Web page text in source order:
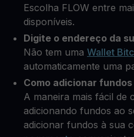
Escolha FLOW entre
disponíveis.
Digite o endereço da
Não tem uma Wallet
automaticamente uma
Como adicionar
A maneira mais fácil de
adicionando fundos ao
adicionar fundos à sua